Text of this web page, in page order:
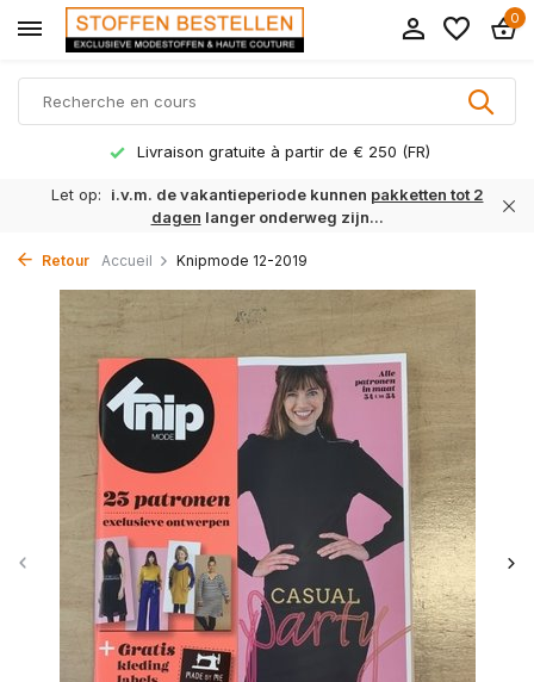
0
Livraison gratuite à partir de € 250 (FR)
Let op: i.v.m. de vakantieperiode kunnen pakketten tot 2
dagen langer onderweg zijn...
Retour Accueil Knipmode 12-2019